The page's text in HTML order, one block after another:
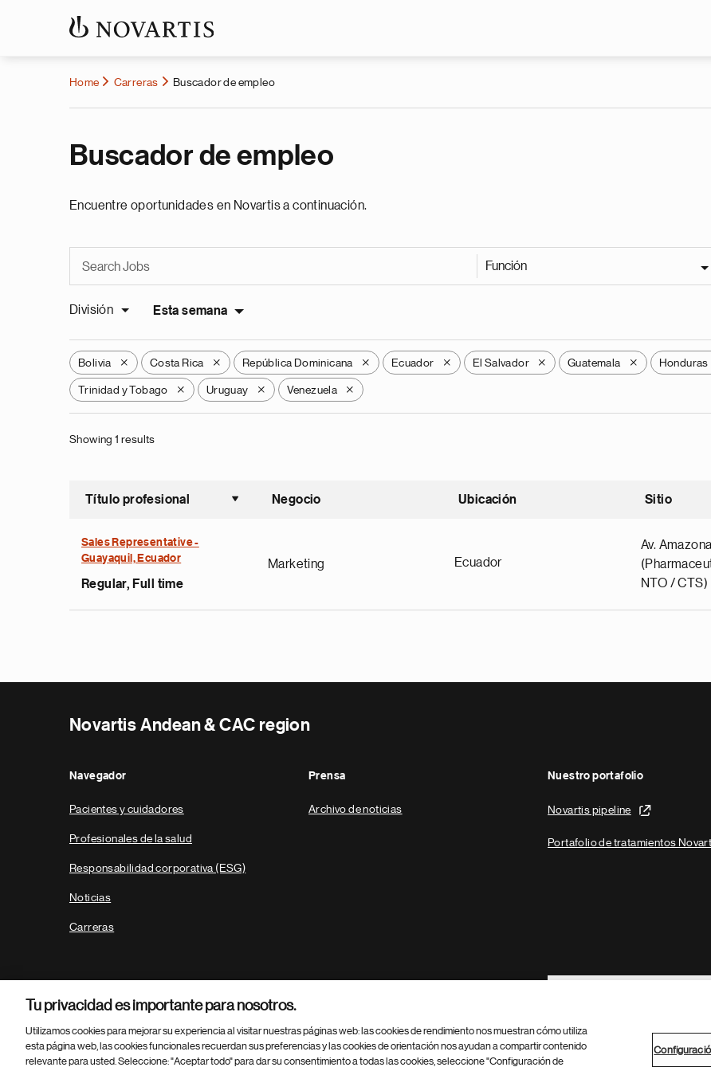
Home Carreras Buscador de empleo
Buscador de empleo
Encuentre oportunidades en Novartis a continuación.
Función
División Esta semana
Bolivia X Costa Rica X República Dominicana X Ecuador X El Salvador X Guatemala X Honduras
Trinidad y Tobago X Uruguay X Venezuela X
Showing 1 results
Título profesional
Ordenar ascendente
Negocio Ubicación Sitio
Sales Representative -
Guayaquil, Ecuador
Regular, Full time
Marketing Ecuador
Av.
NTO / CTS)
Novartis Andean & CAC region
Navegador
Pacientes y cuidadores
Profesionales de la salud
Responsabilidad corporativa (ESG)
Noticias
Carreras
Prensa
Archivo de noticias
Nuestro portafolio
Novartis pipeline
Portafolio de tratamientos
Footer Site Search
Parte
© 2026 Novartis AG
Tu privacidad es importante para nosotros.
Utilizamos cookies para mejorar su experiencia al visitar nuestras páginas web: las cookies de rendimiento nos muestran cómo utiliza
esta página web, las cookies funcionales recuerdan sus preferencias y las cookies de orientación nos ayudan a compartir contenido
relevante para usted. Seleccione: "Aceptar todo" para dar su consentimiento a todas las cookies, seleccione "Configuración de